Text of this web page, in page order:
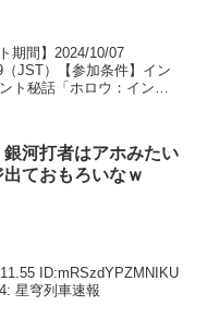
期間】2024/10/07
JST）【参加条件】イン
ト秘話「ホロウ：インポ
銀河打者はアホみたい
ておもろいなｗ
ID:mRSzdYPZMNIKU
星穹列車速報